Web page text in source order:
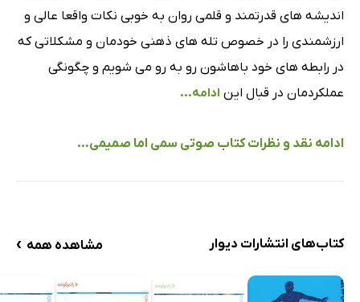
اندیشه های قدرتمند و قلمی روان به خوبی نکات واقعا عالی و
ارزشمندی را در خصوص تله های ذهنی خودمان و مشکلاتی که
در رابطه های خود باهاشون رو به رو می شویم و چگونگی
عملکردمان در قبال این ادامه...
ادامه نقد و نظرات کتاب صوتی سمی اما صمیمی...
کتاب‌های انتشارات دیوار مشاهده همه ›